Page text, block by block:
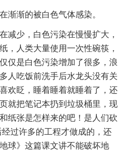
渐渐的被白色气体感染。
减少，白色污染在慢慢扩大，
，人类大量使用一次性碗筷，
仅是白色污染增加了很多，浪
人吃饭前洗手后水龙头没有关
欢眨，睡着睡着就睡着了，还
就把笔记本扔到垃圾桶里，现
纸张是怎样来的吧！是人们砍
过许多的工程才做成的，还
球》这篇课文讲不能破坏地